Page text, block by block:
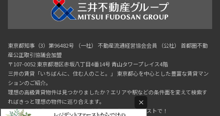
東京都知事（3）第96482号 （一社） 不動産流通経営協会会員 （公社） 首都圏不動
産公正取引協議会加盟
〒107-0052 東京都港区赤坂八丁目4番14号 青山タワープレイス4階
三井の賃貸「いちばんに、住む人のこと。」 東京都心を中心とした豊富な賃貸マン
ションのご紹介。
理想の高級賃貸物件は見つかりましたか？エリアや駅などの条件面を変えて検索す
ればきっと理想の物件に巡り合えます。
都心の高級賃貸物件探しは[三井の賃貸]レジデントファーストで！
×